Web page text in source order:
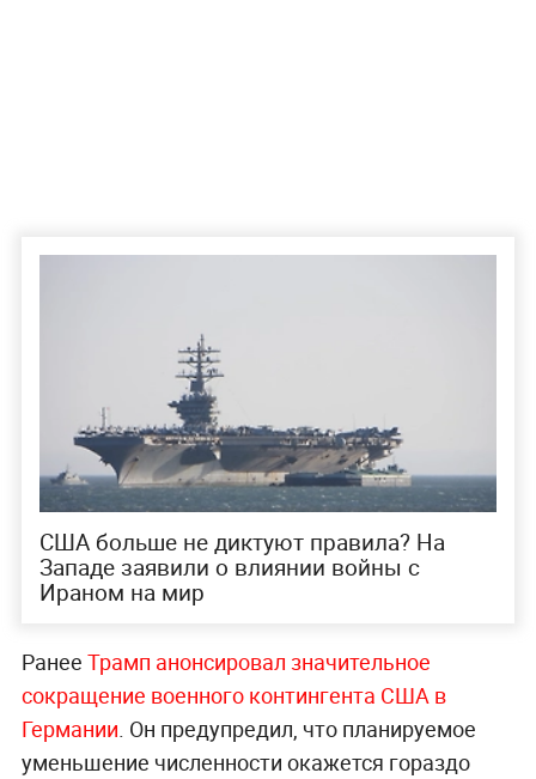
США больше не диктуют правила? На
Западе заявили о влиянии войны с
Ираном на мир
Ранее Трамп анонсировал значительное
сокращение военного контингента США в
Германии. Он предупредил, что планируемое
уменьшение численности окажется гораздо